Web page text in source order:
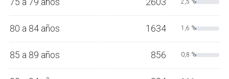
2,5 %
80 a 84 años 1634 1,6 %
85 a 89 años 856 0,8 %